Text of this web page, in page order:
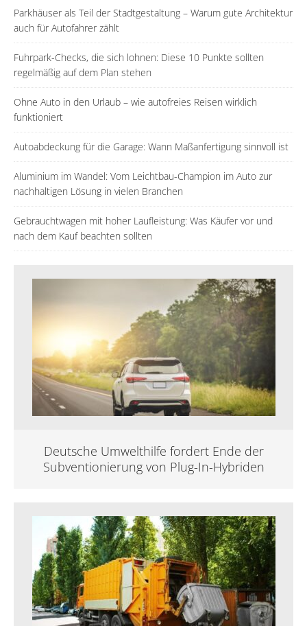
Parkhäuser als Teil der Stadtgestaltung – Warum gute Architektur
auch für Autofahrer zählt
Fuhrpark-Checks, die sich lohnen: Diese 10 Punkte sollten
regelmäßig auf dem Plan stehen
Ohne Auto in den Urlaub – wie autofreies Reisen wirklich
funktioniert
Autoabdeckung für die Garage: Wann Maßanfertigung sinnvoll ist
Aluminium im Wandel: Vom Leichtbau-Champion im Auto zur
nachhaltigen Lösung in vielen Branchen
Gebrauchtwagen mit hoher Laufleistung: Was Käufer vor und
nach dem Kauf beachten sollten
Deutsche Umwelthilfe fordert Ende der
Subventionierung von Plug-In-Hybriden